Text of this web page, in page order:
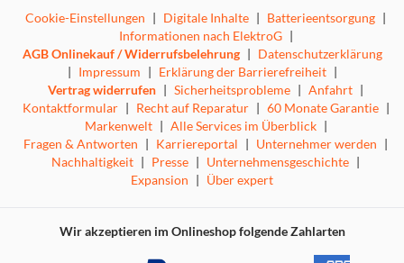
Cookie-Einstellungen | Digitale Inhalte | Batterieentsorgung |
Informationen nach ElektroG |
AGB Onlinekauf / Widerrufsbelehrung | Datenschutzerklärung
| Impressum | Erklärung der Barrierefreiheit |
Vertrag widerrufen | Sicherheitsprobleme | Anfahrt |
Kontaktformular | Recht auf Reparatur | 60 Monate Garantie |
Markenwelt | Alle Services im Überblick |
Fragen & Antworten | Karriereportal | Unternehmer werden |
Nachhaltigkeit | Presse | Unternehmensgeschichte |
Expansion | Über expert
Wir akzeptieren im Onlineshop folgende Zahlarten